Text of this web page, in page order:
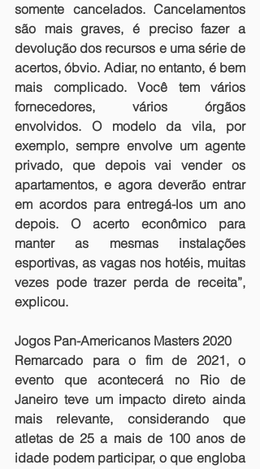
somente cancelados. Cancelamentos
são mais graves, é preciso fazer a
devolução dos recursos e uma série de
acertos, óbvio. Adiar, no entanto, é bem
mais complicado. Você tem vários
fornecedores, vários órgãos
envolvidos. O modelo da vila, por
exemplo, sempre envolve um agente
privado, que depois vai vender os
apartamentos, e agora deverão entrar
em acordos para entregá-los um ano
depois. O acerto econômico para
manter as mesmas instalações
esportivas, as vagas nos hotéis, muitas
vezes pode trazer perda de receita”,
explicou.
Jogos Pan-Americanos Masters 2020
Remarcado para o fim de 2021, o
evento que acontecerá no Rio de
Janeiro teve um impacto direto ainda
mais relevante, considerando que
atletas de 25 a mais de 100 anos de
idade podem participar, o que engloba